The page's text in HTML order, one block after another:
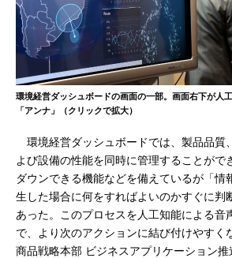
環境経営ダッシュボードの画面の一部。画面右下が人
「アンナ」（クリックで拡大）
環境経営ダッシュボードでは、製品品質
よび設備の性能を同時に管理することがで
ダウンできる機能などを備えているが「情
生した場合に何をすればよいのかすぐに判
あった。このプロセスを人工知能による音
で、より次のアクションに結び付けやすく
商品戦略本部 ビジネスアプリケーション